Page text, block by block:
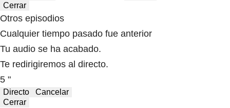
Cerrar
Otros episodios
Cualquier tiempo pasado fue anterior
Tu audio se ha acabado.
Te redirigiremos al directo.
5 "
Directo
Cancelar
Cerrar